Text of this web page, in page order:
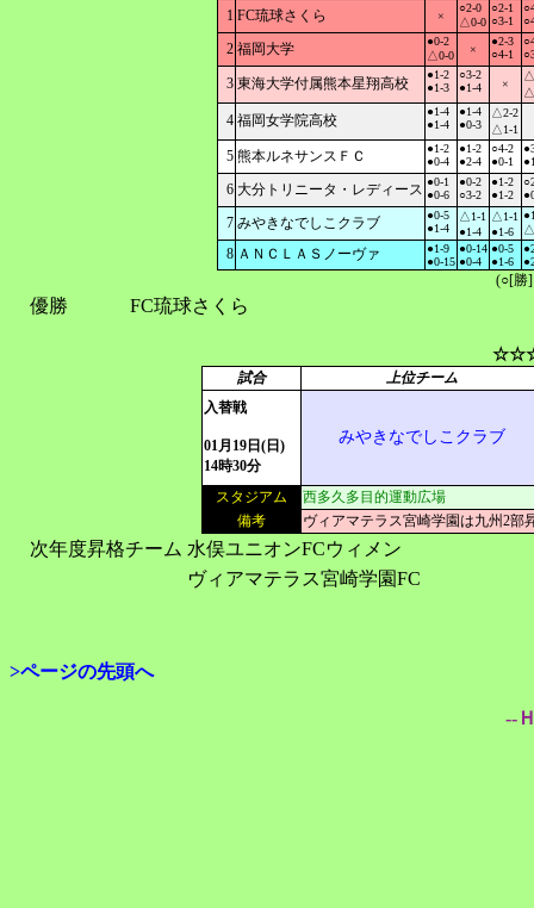
1 FC琉球さくら ×
○2-0
△0-0
○2-1
○3-1
2 福岡大学
●0-2
△0-0
×
●2-3
○4-1
3 東海大学付属熊本星翔高校
●1-2
●1-3
○3-2
●1-4
×
4 福岡女学院高校
●1-4
●1-4
●1-4
●0-3
△2-2
△1-1
5 熊本ルネサンスＦＣ
●1-2
●0-4
●1-2
●2-4
○4-2
●0-1
6 大分トリニータ・レディース ●0-1
●0-6
●0-2
○3-2
●1-2
●1-2
7 みやきなでしこクラブ
●0-5
●1-4
△1-1
●1-4
△1-1
●1-6
8 ＡＮＣＬＡＳノーヴァ
●1-9
●0-15
●0-14
●0-4
●0-5
●1-6
(○[勝
優勝 FC琉球さくら
試合
上位チーム
入替戦
01月19日(日)
14時30分
みやきなでしこクラブ
スタジアム
西多久多目的運動広場
備考
ヴィアマテラス宮崎学園は九州2部
次年度昇格チーム 水俣ユニオンFCウィメン
ヴィアマテラス宮崎学園FC
>ページの先頭へ
--